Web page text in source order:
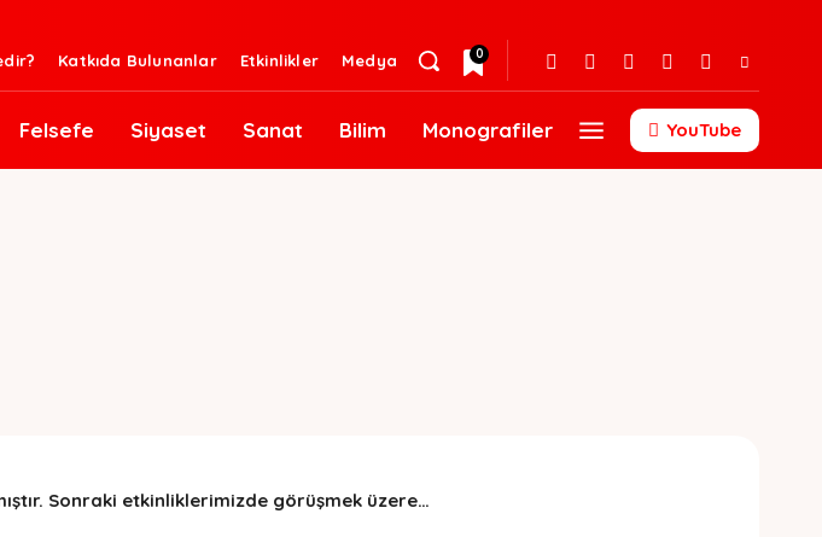
Katkıda Bulunanlar Etkinlikler Medya 0
Felsefe Siyaset Sanat Bilim Monografiler YouTube
Sonraki etkinliklerimizde görüşmek üzere…